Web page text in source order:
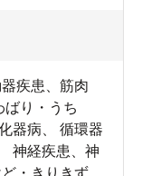
疾患、筋肉
ばり・うち
器病、 循環器
神経疾患、神
・きりきず、